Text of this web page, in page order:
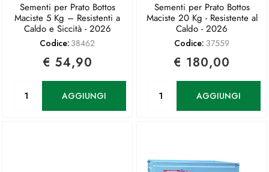
Sementi per Prato Bottos
Maciste 5 Kg – Resistenti a
Caldo e Siccità - 2026
Codice: 38462
€ 54,90
AGGIUNGI
Sementi per Prato Bottos
Maciste 20 Kg - Resistente al
Caldo - 2026
Codice: 37559
€ 180,00
AGGIUNGI